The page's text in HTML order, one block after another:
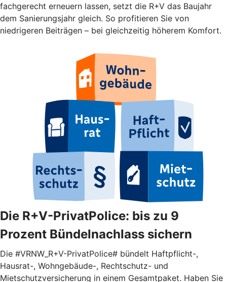
fachgerecht erneuern lassen, setzt die R+V das Baujahr
dem Sanierungsjahr gleich. So profitieren Sie von
niedrigeren Beiträgen – bei gleichzeitig höherem Komfort.
Die R+V-PrivatPolice: bis zu 9
Prozent Bündelnachlass sichern
Die #VRNW_R+V-PrivatPolice# bündelt Haftpflicht-,
Hausrat-, Wohngebäude-, Rechtschutz- und
Mietschutzversicherung in einem Gesamtpaket. Haben Sie